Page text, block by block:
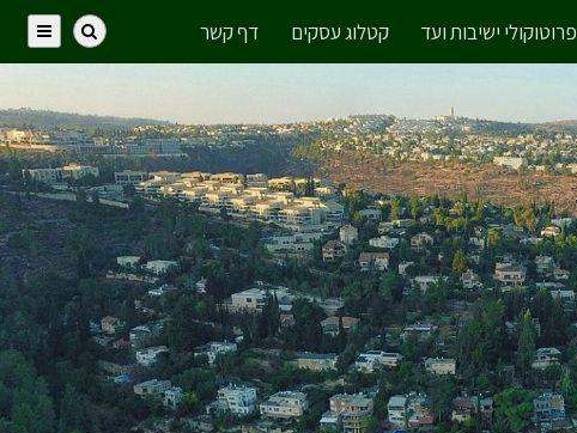
פרוטוקולי ישיבות ועד קטלוג עסקים דף קשר